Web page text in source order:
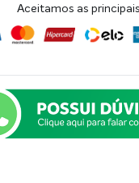
Aceitamos as